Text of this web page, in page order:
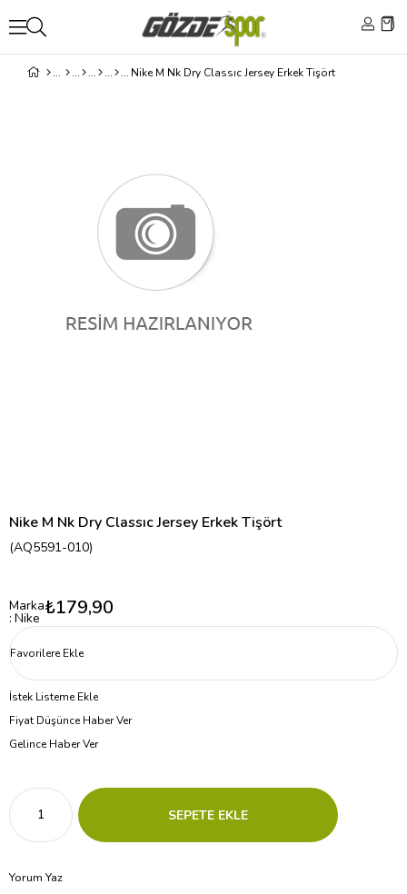
Nike M Nk Dry Classıc Jersey Erkek Tişört
Nike M Nk Dry Classıc Jersey Erkek Tişört
(AQ5591-010)
Marka
: Nike ₺179,90
Favorilere Ekle
İstek Listeme Ekle
Fiyat Düşünce Haber Ver
Gelince Haber Ver
Yorum Yaz